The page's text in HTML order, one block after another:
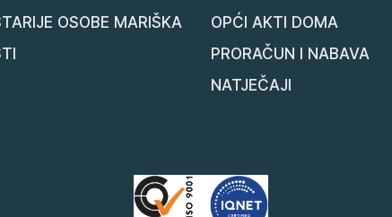
OSOBE MARIŠKA
OPĆI AKTI DOMA
PRORAČUN I NABAVA
NATJEČAJI